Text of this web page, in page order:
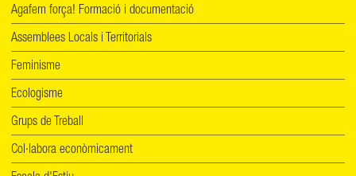
Agafem força! Formació i documentació
Assemblees Locals i Territorials
Feminisme
Ecologisme
Grups de Treball
Col·labora econòmicament